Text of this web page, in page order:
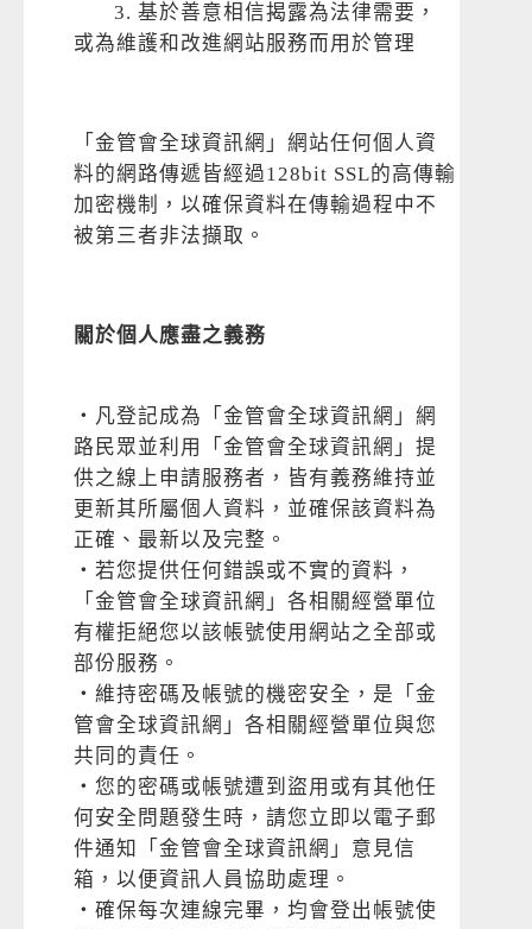
3. 基於善意相信揭露為法律需要，
或為維護和改進網站服務而用於管理
「金管會全球資訊網」網站任何個人資
料的網路傳遞皆經過128bit SSL的高傳輸
加密機制，以確保資料在傳輸過程中不
被第三者非法擷取。
關於個人應盡之義務
‧凡登記成為「金管會全球資訊網」網
路民眾並利用「金管會全球資訊網」提
供之線上申請服務者，皆有義務維持並
更新其所屬個人資料，並確保該資料為
正確、最新以及完整。
‧若您提供任何錯誤或不實的資料，
「金管會全球資訊網」各相關經營單位
有權拒絕您以該帳號使用網站之全部或
部份服務。
‧維持密碼及帳號的機密安全，是「金
管會全球資訊網」各相關經營單位與您
共同的責任。
‧您的密碼或帳號遭到盜用或有其他任
何安全問題發生時，請您立即以電子郵
件通知「金管會全球資訊網」意見信
箱，以便資訊人員協助處理。
‧確保每次連線完畢，均會登出帳號使